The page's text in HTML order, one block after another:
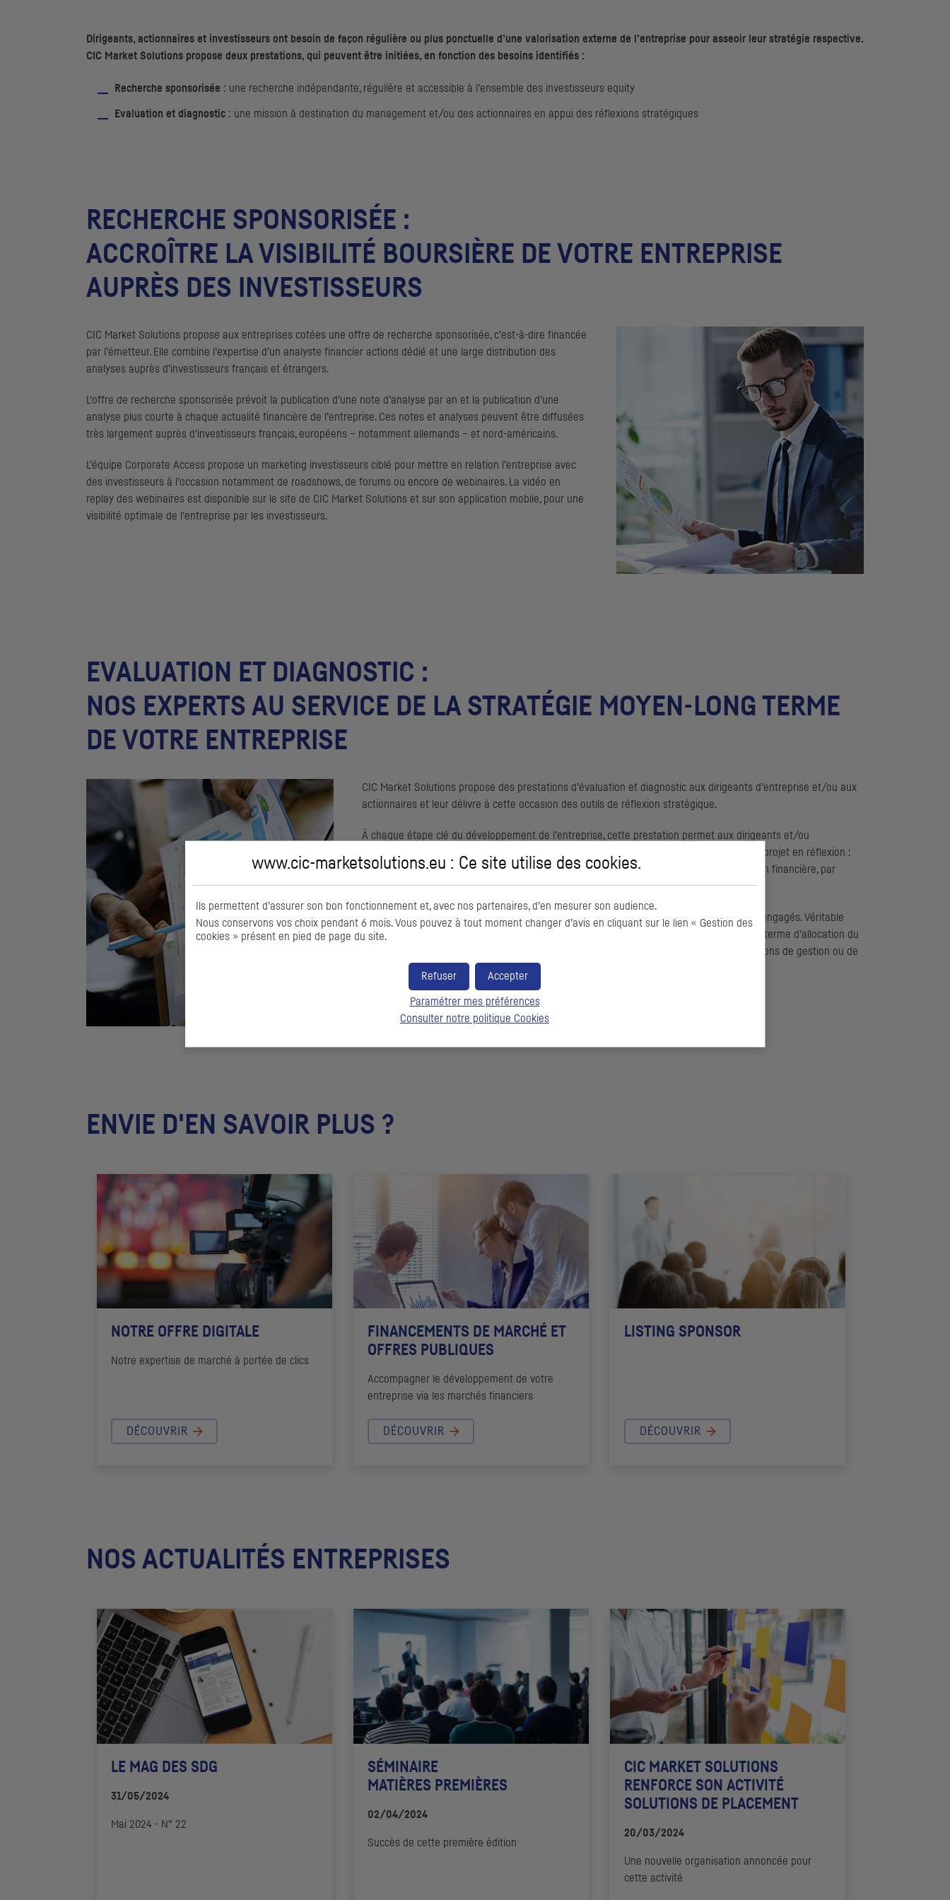
Dirigeants, actionnaires et investisseurs ont besoin de façon régulière ou plus ponctuelle d’une valorisation externe de l’entreprise pour asseoir leur stratégie respective.
CIC Market Solutions propose deux prestations, qui peuvent être initiées, en fonction des besoins identifiés :
Recherche sponsorisée : une recherche indépendante, régulière et accessible à l’ensemble des investisseurs equity
Evaluation et diagnostic : une mission à destination du management et/ou des actionnaires en appui des réflexions stratégiques
RECHERCHE SPONSORISÉE :
ACCROÎTRE LA VISIBILITÉ BOURSIÈRE DE VOTRE ENTREPRISE
AUPRÈS DES INVESTISSEURS
CIC Market Solutions propose aux entreprises cotées une offre de recherche sponsorisée, c’est-à-dire financée
par l’émetteur. Elle combine l’expertise d’un analyste financier actions dédié et une large distribution des
analyses auprès d’investisseurs français et étrangers.
L’offre de recherche sponsorisée prévoit la publication d’une note d’analyse par an et la publication d’une
analyse plus courte à chaque actualité financière de l’entreprise. Ces notes et analyses peuvent être diffusées
très largement auprès d’investisseurs français, européens – notamment allemands – et nord-américains.
L’équipe Corporate Access propose un marketing investisseurs ciblé pour mettre en relation l’entreprise avec
des investisseurs à l’occasion notamment de roadshows, de forums ou encore de webinaires. La vidéo en
replay des webinaires est disponible sur le site de CIC Market Solutions et sur son application mobile, pour une
visibilité optimale de l’entreprise par les investisseurs.
EVALUATION ET DIAGNOSTIC :
NOS EXPERTS AU SERVICE DE LA STRATÉGIE MOYEN-LONG TERME
DE VOTRE ENTREPRISE
CIC Market Solutions propose des prestations d’évaluation et diagnostic aux dirigeants d’entreprise et/ou aux
actionnaires et leur délivre à cette occasion des outils de réflexion stratégique.
À chaque étape clé du développement de l’entreprise, cette prestation permet aux dirigeants et/ou
actionnaires de questionner et estimer la création de valeur qui émergerait à l’issue d’un projet en réflexion :
acquisition ou cession, développement d’une nouvelle activité ou encore projet d’opération financière, par
exemple.
CIC
Market Solutions propose notamment une analyse fondée sur le retour sur capitaux engagés. Véritable
outil de pilotage stratégique, elle permet à la fois d’identifier des pistes d’amélioration en terme d’allocation du
capital et de mieux comprendre la perception des marchés financiers sur certaines décisions de gestion ou de
développement.
ENVIE D'EN SAVOIR PLUS ?
NOTRE OFFRE DIGITALE
Notre expertise de marché à portée de clics
DÉCOUVRIR
FINANCEMENTS DE MARCHÉ ET
OFFRES PUBLIQUES
Accompagner le développement de votre
entreprise via les marchés financiers
DÉCOUVRIR
LISTING SPONSOR
DÉCOUVRIR
NOS ACTUALITÉS ENTREPRISES
LE MAG DES SDG
31/05/2024
Mai 2024 - N° 22
SÉMINAIRE
MATIÈRES PREMIÈRES
02/04/2024
Succès de cette première édition
CIC MARKET SOLUTIONS
RENFORCE SON ACTIVITÉ
SOLUTIONS DE PLACEMENT
20/03/2024
Une nouvelle organisation annoncée pour
cette activité
www.cic-marketsolutions.eu : Ce site utilise des cookies.
Ils permettent d’assurer son bon fonctionnement et, avec nos partenaires, d’en mesurer son audience.
Nous conservons vos choix pendant 6 mois. Vous pouvez à tout moment changer d’avis en cliquant sur le lien « Gestion des
cookies » présent en pied de page du site.
Accepter
Refuser
Paramétrer mes préférences
Consulter notre politique Cookies